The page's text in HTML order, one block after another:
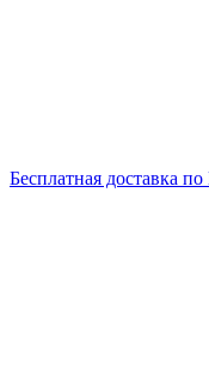
Бесплатная доставка